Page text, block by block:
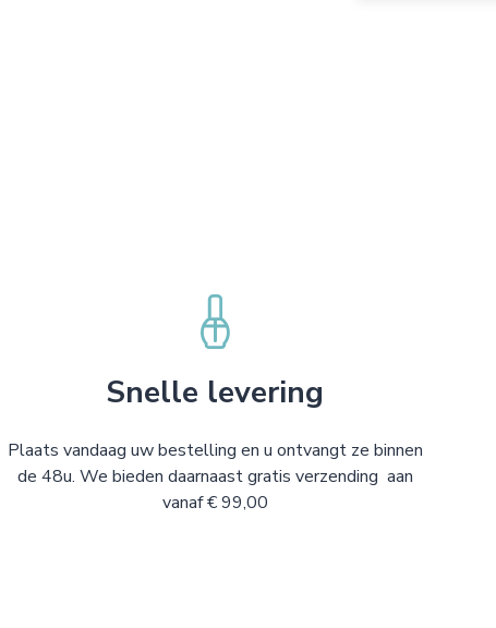
Snelle levering
Plaats vandaag uw bestelling en u ontvangt ze binnen
de 48u. We bieden daarnaast gratis verzending aan
vanaf € 99,00